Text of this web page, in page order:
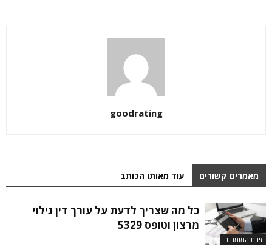
goodrating
מאמרים קשורים עוד מאותו הכותב
זירת המומחים
כל מה שצריך לדעת על עורך דין גילוי
מרצון וטופס 5329